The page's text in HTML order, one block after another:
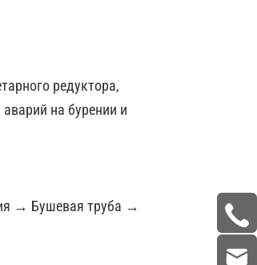
редуктора,
на бурении и
→ Бушевая труба →